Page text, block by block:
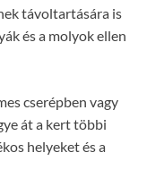
távoltartására is
és a molyok ellen
cserépben vagy
át a kert többi
helyeket és a